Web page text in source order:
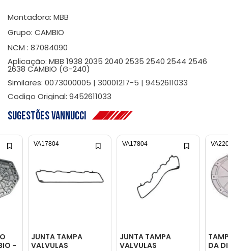
Montadora: MBB
Grupo: CAMBIO
NCM : 87084090
Aplicação: MBB 1938 2035 2040 2535 2540 2544 2546
2638 CAMBIO (G-240)
Similares: 0073000005 | 30001217-5 | 9452611033
Codigo Original: 9452611033
Sugestões Vannucci
-
JUNTA TAMPA
VALVULAS
VA17804
JUNTA TAMPA
VALVULAS
VA17804
DA